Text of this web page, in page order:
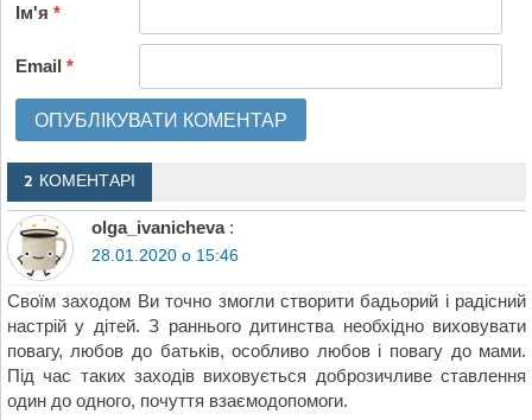
Ім'я*
Email*
2 КОМЕНТАРІ
olga_ivanicheva :
28.01.2020 о 15:46
Своїм заходом Ви точно змогли створити бадьорий і радісний
настрій у дітей. З раннього дитинства необхідно виховувати
повагу, любов до батьків, особливо любов і повагу до мами.
Під час таких заходів виховується доброзичливе ставлення
один до одного, почуття взаємодопомоги.